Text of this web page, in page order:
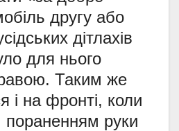
другу або
дітлахів
для нього
Таким же
і на фронті, коли
пораненням руки